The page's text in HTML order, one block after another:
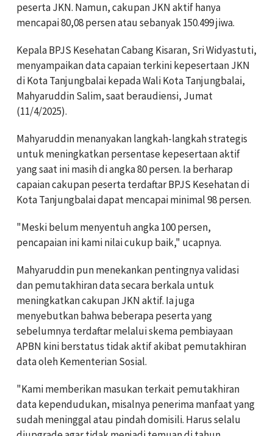
peserta JKN. Namun, cakupan JKN aktif hanya
mencapai 80,08 persen atau sebanyak 150.499 jiwa.
Kepala BPJS Kesehatan Cabang Kisaran, Sri Widyastuti,
menyampaikan data capaian terkini kepesertaan JKN
di Kota Tanjungbalai kepada Wali Kota Tanjungbalai,
Mahyaruddin Salim, saat beraudiensi, Jumat
(11/4/2025).
Mahyaruddin menanyakan langkah-langkah strategis
untuk meningkatkan persentase kepesertaan aktif
yang saat ini masih di angka 80 persen. Ia berharap
capaian cakupan peserta terdaftar BPJS Kesehatan di
Kota Tanjungbalai dapat mencapai minimal 98 persen.
"Meski belum menyentuh angka 100 persen,
pencapaian ini kami nilai cukup baik," ucapnya.
Mahyaruddin pun menekankan pentingnya validasi
dan pemutakhiran data secara berkala untuk
meningkatkan cakupan JKN aktif. Ia juga
menyebutkan bahwa beberapa peserta yang
sebelumnya terdaftar melalui skema pembiayaan
APBN kini berstatus tidak aktif akibat pemutakhiran
data oleh Kementerian Sosial.
"Kami memberikan masukan terkait pemutakhiran
data kependudukan, misalnya penerima manfaat yang
sudah meninggal atau pindah domisili. Harus selalu